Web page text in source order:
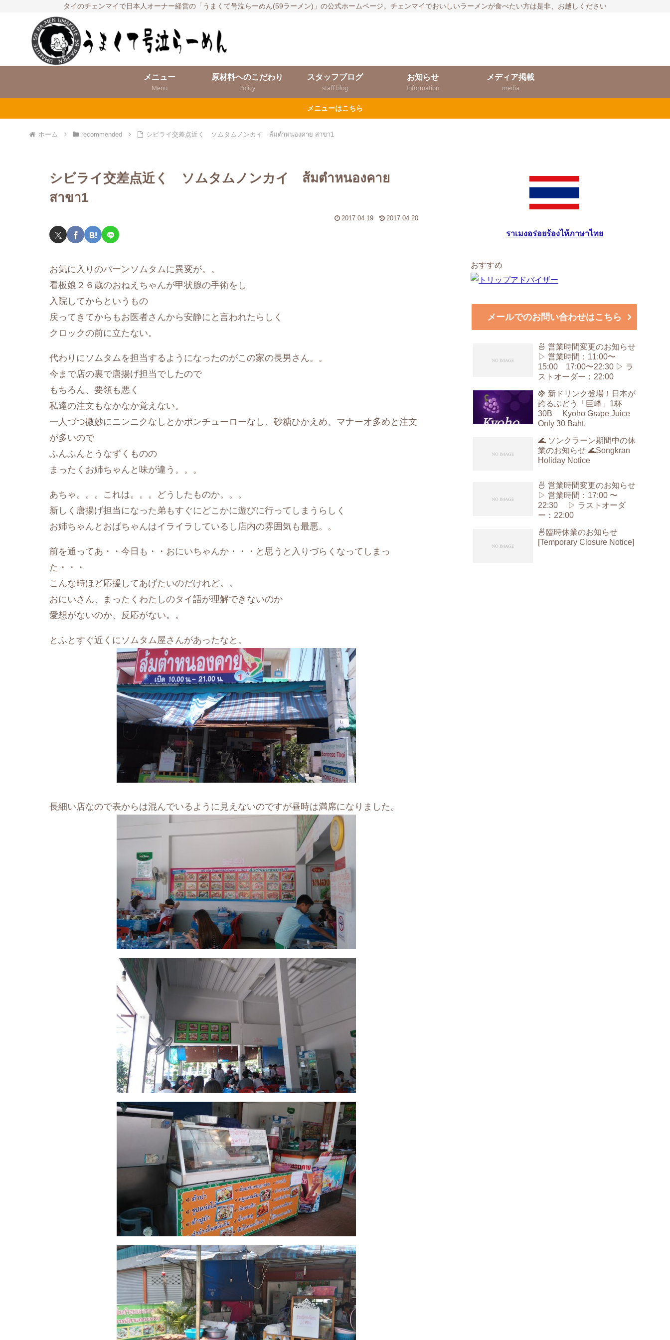
タイのチェンマイで日本人オーナー経営の「うまくて号泣らーめん(59ラーメン)」の公式ホームページ。チェンマイでおいしいラーメンが食べたい方は是非、お越しください
メニュー
Menu
原材料へのこだわり
Policy
スタッフブログ
staff blog
お知らせ
Information
メディア掲載
media
メニューはこちら
ホーム recommended シビライ交差点近く ソムタムノンカイ ส้มตำหนองคาย สาขา1
シビライ交差点近く ソムタムノンカイ ส้มตำหนองคาย
สาขา1
2017.04.19 2017.04.20
お気に入りのバーンソムタムに異変が。。
看板娘２６歳のおねえちゃんが甲状腺の手術をし
入院してからというもの
戻ってきてからもお医者さんから安静にと言われたらしく
クロックの前に立たない。
代わりにソムタムを担当するようになったのがこの家の長男さん。。
今まで店の裏で唐揚げ担当でしたので
もちろん、要領も悪く
私達の注文もなかなか覚えない。
一人づつ微妙にニンニクなしとかポンチューローなし、砂糖ひかえめ、マナーオ多めと注文
が多いので
ふんふんとうなずくものの
まったくお姉ちゃんと味が違う。。。
あちゃ。。。これは。。。どうしたものか。。。
新しく唐揚げ担当になった弟もすぐにどこかに遊びに行ってしまうらしく
お姉ちゃんとおばちゃんはイライラしているし店内の雰囲気も最悪。。
前を通ってあ・・今日も・・おにいちゃんか・・・と思うと入りづらくなってしまっ
た・・・
こんな時ほど応援してあげたいのだけれど。。
おにいさん、まったくわたしのタイ語が理解できないのか
愛想がないのか、反応がない。。
とふとすぐ近くにソムタム屋さんがあったなと。
長細い店なので表からは混んでいるように見えないのですが昼時は満席になりました。
ราเมงอร่อยร้องไห้ภาษาไทย
おすすめ
メールでのお問い合わせはこちら
🍜 営業時間変更のお知らせ
▷ 営業時間：11:00〜
15:00 17:00〜22:30 ▷ ラ
ストオーダー：22:00
🍇 新ドリンク登場！日本が
誇るぶどう「巨峰」1杯
30B Kyoho Grape Juice
Only 30 Baht.
🌊 ソンクラーン期間中の休
業のお知らせ 🌊Songkran
Holiday Notice
🍜 営業時間変更のお知らせ
▷ 営業時間：17:00 〜
22:30 ▷ ラストオーダ
ー：22:00
🍜臨時休業のお知らせ
[Temporary Closure Notice]